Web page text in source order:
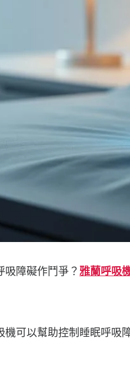
障礙作鬥爭？雅蘭呼吸
可以幫助控制睡眠呼吸